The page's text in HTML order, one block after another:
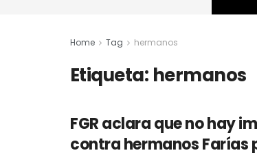
Home Tag hermanos
Etiqueta: hermanos
FGR aclara que no hay
contra hermanos Farías